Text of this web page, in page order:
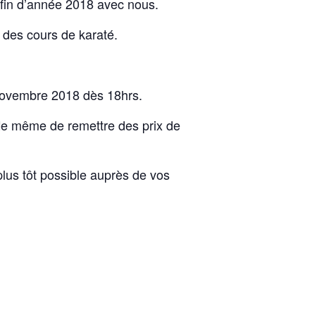
cours de karaté.
2018 dès 18hrs.
même de remettre des prix de
tôt possible auprès de vos